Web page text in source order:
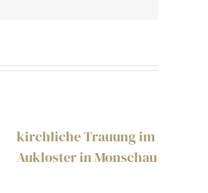
kirchliche Trauung im
Aukloster in Monschau